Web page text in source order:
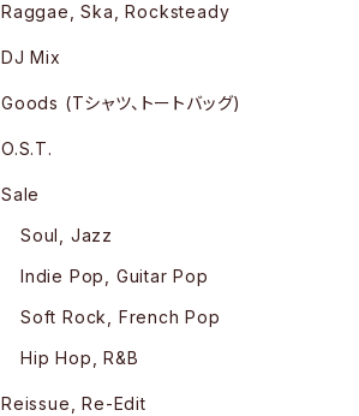
Raggae, Ska, Rocksteady
DJ Mix
Goods (Tシャツ、トートバッグ)
O.S.T.
Sale
Soul, Jazz
Indie Pop, Guitar Pop
Soft Rock, French Pop
Hip Hop, R&B
Reissue, Re-Edit